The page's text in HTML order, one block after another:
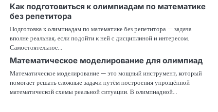
и
я
п
о
з
а
Как подготовиться к олимпиадам по математике
без репетитора
Подготовка к олимпиадам по математике без репетитора — задача
вполне реальная, если подойти к ней с дисциплиной и интересом.
Самостоятельное…
Математическое моделирование для олимпиад
Математическое моделирование — это мощный инструмент, который
помогает решать сложные задачи путём построения упрощённой
математической схемы реальной ситуации. В олимпиадной…